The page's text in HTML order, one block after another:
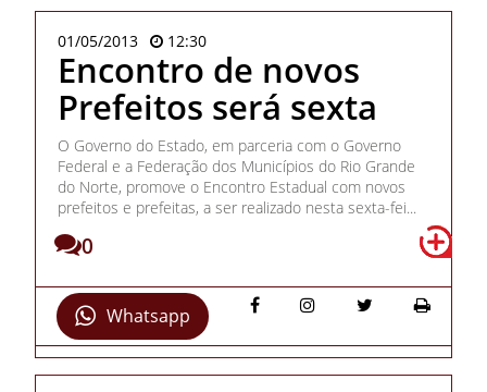
01/05/2013 12:30
Encontro de novos
Prefeitos será sexta
O Governo do Estado, em parceria com o Governo
Federal e a Federação dos Municípios do Rio Grande
do Norte, promove o Encontro Estadual com novos
prefeitos e prefeitas, a ser realizado nesta sexta-fei...
0
Whatsapp